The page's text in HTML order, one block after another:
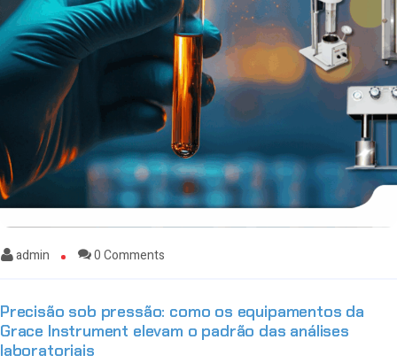
admin 0 Comments
Precisão sob pressão: como os equipamentos da
Grace Instrument elevam o padrão das análises
laboratoriais